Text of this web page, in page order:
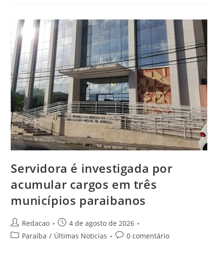
Servidora é investigada por
acumular cargos em três
municípios paraibanos
Redacao
4 de agosto de 2026
Paraíba / Últimas Noticias 0 comentário